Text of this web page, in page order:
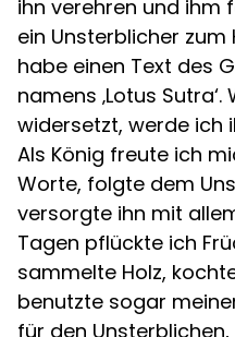
ihn verehren und ihm
ein Unsterblicher zum
habe einen Text des
namens ‚Lotus
widersetzt, werde ich
Als König freute ich
Worte, folgte dem
versorgte ihn mit
Tagen pflückte ich
sammelte Holz,
benutzte sogar
für den